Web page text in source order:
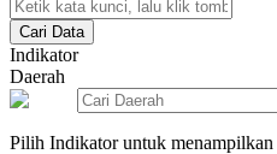
Cari Data
Indikator
Daerah
Pilih Indikator untuk menampilkan